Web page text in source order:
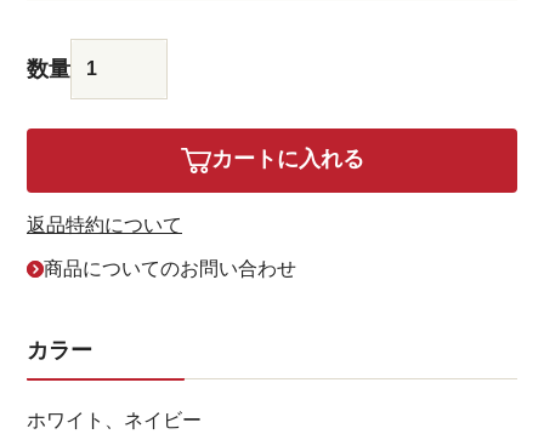
カートに入れる
返品特約について
商品についてのお問い合わせ
カラー
ホワイト、ネイビー